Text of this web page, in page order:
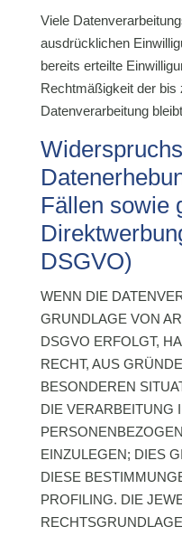
Viele
ausdrücklichen
bereits erteilte
Rechtmäßigkeit der bis
Datenverarbeitung
Fällen sowie
DSGVO)
WENN DIE
GRUNDLAGE VON
DSGVO ERFOLGT,
RECHT, AUS
BESONDEREN
DIE VERARBEITUNG
EINZULEGEN; DIES
DIESE
PROFILING. DIE